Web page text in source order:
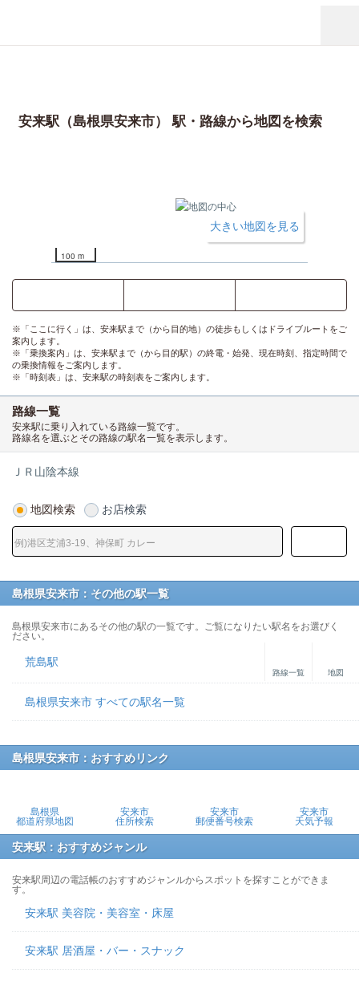
安来駅（島根県安来市） 駅・路線から地図を検索
100 m
大きい地図を見る
※「ここに行く」は、安来駅まで（から目的地）の徒歩もしくはドライブルートをご
案内します。
※「乗換案内」は、安来駅まで（から目的駅）の終電・始発、現在時刻、指定時間で
の乗換情報をご案内します。
※「時刻表」は、安来駅の時刻表をご案内します。
路線一覧
安来駅に乗り入れている路線一覧です。
路線名を選ぶとその路線の駅名一覧を表示します。
ＪＲ山陰本線
地図検索 お店検索
島根県安来市：その他の駅一覧
島根県安来市にあるその他の駅の一覧です。ご覧になりたい駅名をお選びく
ださい。
荒島駅
路線一覧 地図
島根県安来市 すべての駅名一覧
島根県安来市：おすすめリンク
島根県
都道府県地図
安来市
住所検索
安来市
郵便番号検索
安来市
天気予報
安来駅：おすすめジャンル
安来駅周辺の電話帳のおすすめジャンルからスポットを探すことができま
す。
安来駅 美容院・美容室・床屋
安来駅 居酒屋・バー・スナック